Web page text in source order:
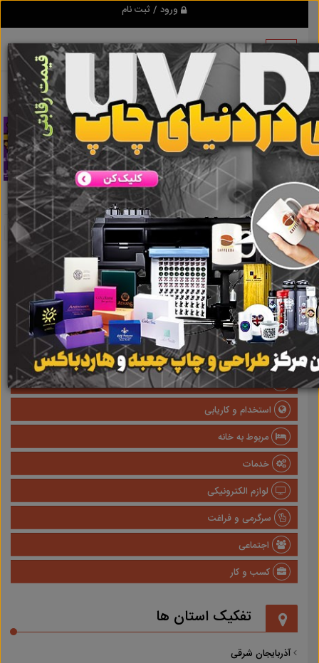
ورود / ثبت نام
تبلیغ کن باتری یو پی اس نتایج جستجو برای برچسب باتری یو پی اس
نتایج جستجو برای برچسبباتری یو پی اس
گروه ها
املاک
صنعتی
پزشکی و سلامت
وسایل نقلیه
استخدام و کاریابی
مربوط به خانه
خدمات
لوازم الکترونیکی
سرگرمی و فراغت
اجتماعی
کسب و کار
تفکیک استان ها
آذربایجان شرقی